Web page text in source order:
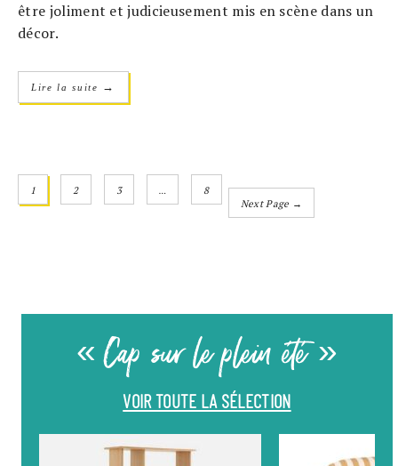
être joliment et judicieusement mis en scène dans un
décor.
Lire la suite →
1 2 3
8
Next Page →
« Cap sur le plein été »
VOIR TOUTE LA SÉLECTION